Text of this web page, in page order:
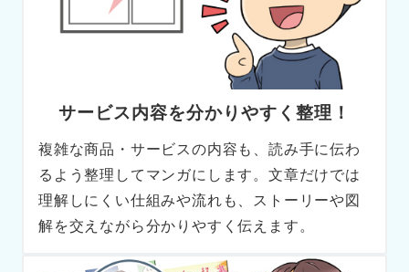
サービス内容を分かりやすく整理！
複雑な商品・サービスの内容も、読み手に伝わ
るよう整理してマンガにします。文章だけでは
理解しにくい仕組みや流れも、ストーリーや図
解を交えながら分かりやすく伝えます。